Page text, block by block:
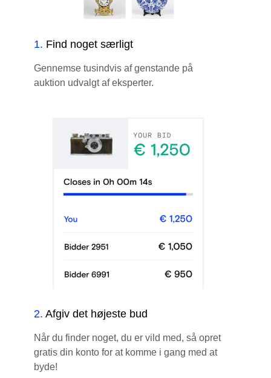
1. Find noget særligt
Gennemse tusindvis af genstande på
auktion udvalgt af eksperter.
2. Afgiv det højeste bud
Når du finder noget, du er vild med, så opret
gratis din konto for at komme i gang med at
byde!